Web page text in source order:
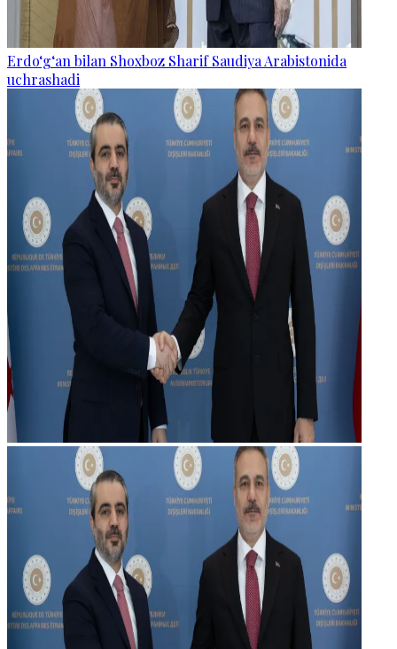
Erdo‘g‘an bilan Shoxboz Sharif Saudiya Arabistonida
uchrashadi